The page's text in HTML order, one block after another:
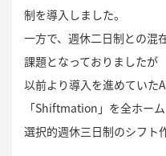
制を導入しました。
一方で、週休二日制との混
課題となっておりましたが
以前より導入を進めていた
「Shiftmation」を全ホー
選択的週休三日制のシフト